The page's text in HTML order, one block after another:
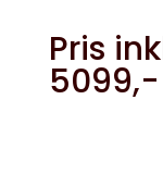
Pris
5099,-